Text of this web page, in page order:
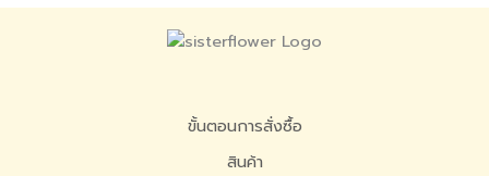
ขั้นตอนการสั่งซื้อ
สินค้า